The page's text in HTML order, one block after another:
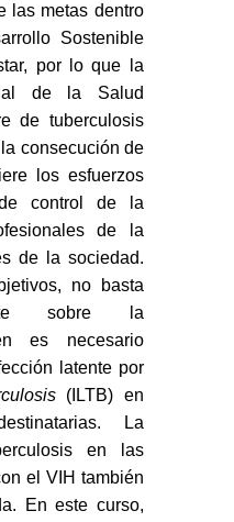
las metas dentro
Sostenible
por lo que la
de la Salud
de tuberculosis
consecución de
los esfuerzos
control de la
de la
de la sociedad.
no basta
sobre la
es necesario
latente por
(ILTB) en
La
en las
el VIH también
En este curso,